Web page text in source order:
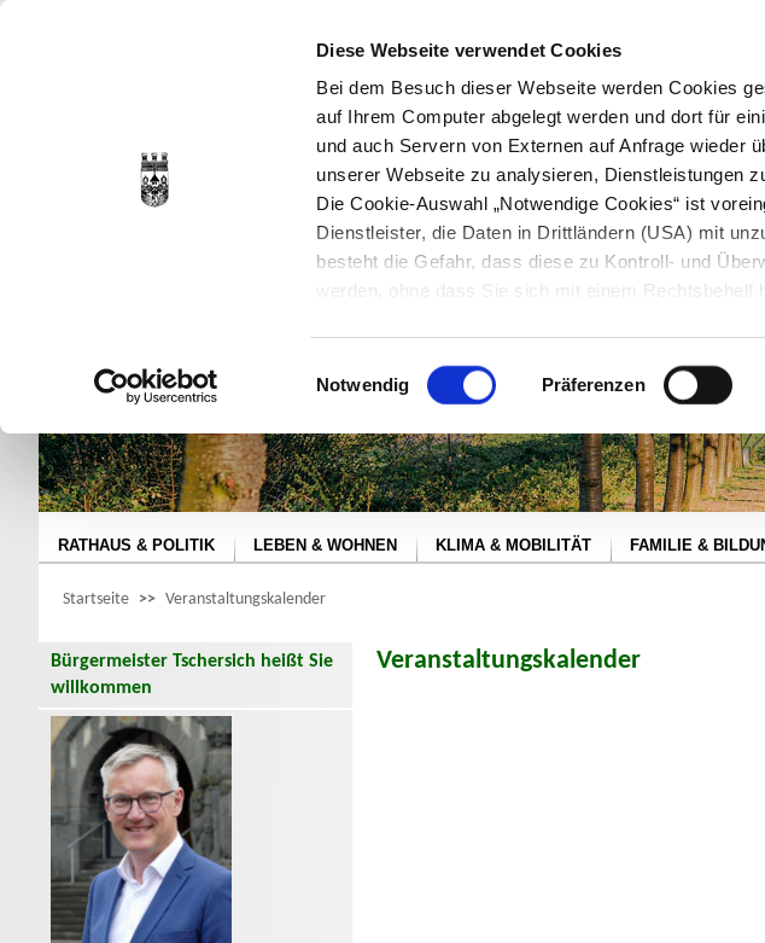
Diese Webseite verwendet Cookies
Bei dem Besuch dieser Webseite werden Cookies
auf Ihrem Computer abgelegt werden und dort für
und auch Servern von Externen auf Anfrage wieder
unserer Webseite zu analysieren, Dienstleistungen
Die Cookie-Auswahl „Notwendige Cookies“ ist
Dienstleister, die Daten in Drittländern (USA) mit
besteht die Gefahr, dass diese zu Kontroll- und
werden, ohne dass Sie sich mit einem Rechtsbehelf
Datenschutzerklärung
entnehmen. Die von Ihnen
jederzeit mit Wirkung für die Zukunft angepasst oder
Einwilligungsauswahl
Notwendig Präferenzen
STARTSEITE
RATHAUS & POLITIK LEBEN & WOHNEN KLIMA & MOBILITÄT FAMILIE &
Startseite >> Veranstaltungskalender
Bürgermeister Tschersich heißt Sie
willkommen
Veranstaltungskalender